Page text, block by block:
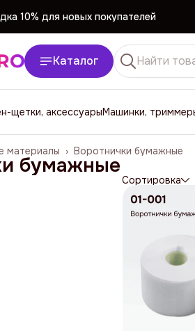
10% для новых покупателей
10% для новых покупателей
Каталог
щетки, аксессуарыМашинки,
Воротнички бумажные
материалы ›
бумажные
Сортировка